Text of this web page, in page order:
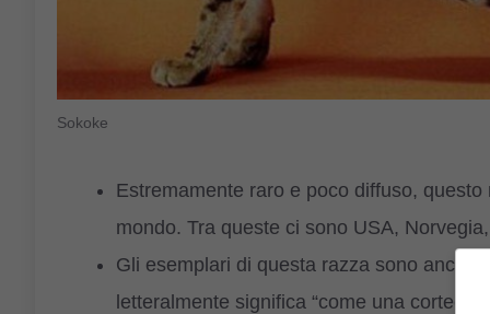
Sokoke
Estremamente raro e poco diffuso,
mondo. Tra queste ci sono USA,
Gli esemplari di questa razza sono anche
letteralmente significa “come una